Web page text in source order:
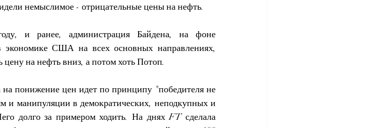
немыслимое - отрицательные цены на нефть.
и ранее, администрация Байдена, на фоне
экономике США на всех основных направлениях,
цену на нефть вниз, а потом хоть Потоп.
на понижение цен идет по принципу "победителя не
и манипуляции в демократических, неподкупных и
долго за примером ходить. На днях FT сделала